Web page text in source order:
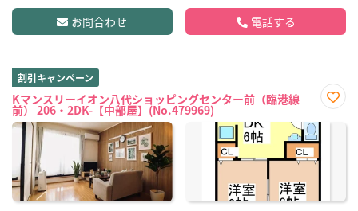
お問合わせ 電話する
割引キャンペーン
Kマンスリーイオン八代ショッピングセンター前（臨港線
前） 206・2DK-【中部屋】(No.479969)
に入